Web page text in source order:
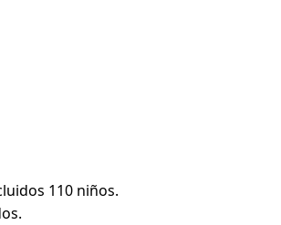
110 niños.